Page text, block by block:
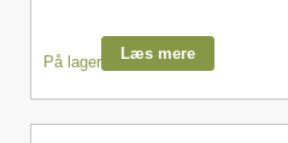
På lager Læs mere